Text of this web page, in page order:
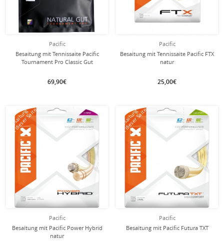
Pacific
Besaitung mit Tennissaite Pacific
Tournament Pro Classic Gut
69,90€
Pacific
Besaitung mit Tennissaite Pacific FTX
natur
25,00€
Pacific
Besaitung mit Pacific Power Hybrid
natur
Besaitung
mit dieser Saite
Pacific
Besaitung mit Pacific Futura TXT
Besaitung
mit dieser Saite